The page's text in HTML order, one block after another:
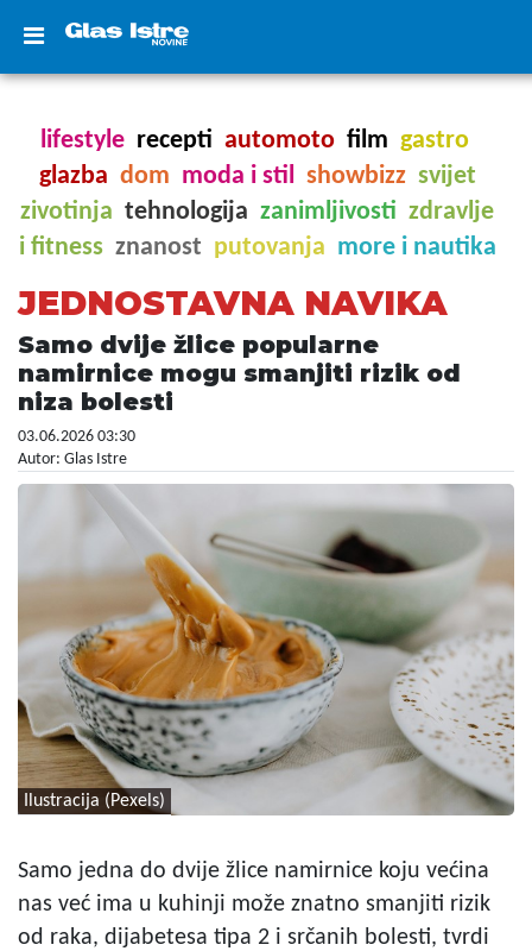
lifestyle recepti automoto film gastro
glazba dom moda i stil showbizz svijet
zivotinja tehnologija zanimljivosti zdravlje
i fitness znanost putovanja more i nautika
JEDNOSTAVNA NAVIKA
Samo dvije žlice popularne
namirnice mogu smanjiti rizik od
niza bolesti
03.06.2026 03:30
Autor: Glas Istre
Ilustracija (Pexels)
Samo jedna do dvije žlice namirnice koju većina
nas već ima u kuhinji može znatno smanjiti rizik
od raka, dijabetesa tipa 2 i srčanih bolesti, tvrdi